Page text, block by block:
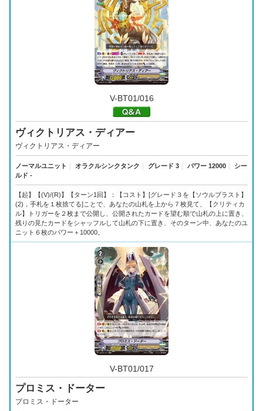
V-BT01/016
ヴィクトリアス・ディアー
ヴィクトリアス・ディアー
ノーマルユニット ｜ オラクルシンクタンク ｜ グレード 3 ｜ パワー 12000 ｜
シー
ルド -
【起】【(V)/(R)】【ターン1回】：【コスト】[グレード３を【ソウルブラスト】
(2)，手札を１枚捨てる]ことで、あなたの山札を上から７枚見て、【クリティカ
ル】トリガーを２枚まで公開し、公開されたカードを望む順で山札の上に置き、
残りの見たカードをシャッフルして山札の下に置き、そのターン中、あなたのユ
ニット６枚のパワー＋10000。
V-BT01/017
プロミス・ドーター
プロミス・ドーター